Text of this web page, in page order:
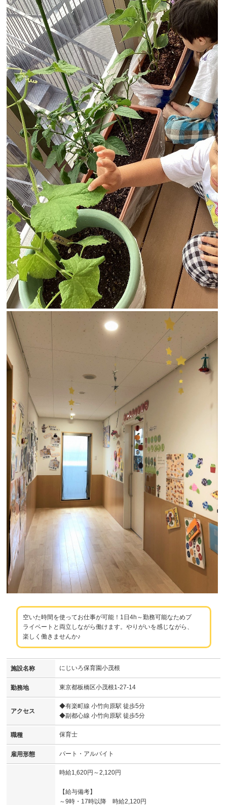
空いた時間を使ってお仕事が可能！1日4h～勤務可能なためプ
ライベートと両立しながら働けます。やりがいを感じながら、
楽しく働きませんか♪
施設名称 にじいろ保育園小茂根
勤務地 東京都板橋区小茂根1-27-14
アクセス
◆有楽町線 小竹向原駅 徒歩5分
◆副都心線 小竹向原駅 徒歩5分
職種 保育士
雇用形態 パート・アルバイト
時給1,620円～2,120円
【給与備考】
～9時・17時以降 時給2,120円